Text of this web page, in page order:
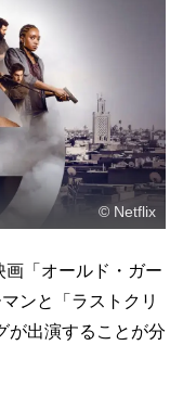
© Netflix
「オールド・ガー
ンと「ラストクリ
が出演することが分